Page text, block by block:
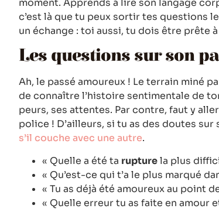
moment. Apprends à lire son langage
c’est là que tu peux sortir tes questions
un échange : toi aussi, tu dois être prête
Les questions sur son
Ah, le passé amoureux ! Le terrain miné
de connaître l’histoire sentimentale de
peurs, ses attentes. Par contre, faut y
police ! D’ailleurs, si tu as des doutes
s’il couche avec une autre.
« Quelle a été ta rupturela plus
« Qu’est-ce qui t’a le plus marqué
« Tu as déjà été amoureux au point
« Quelle erreur tu as faite en amour